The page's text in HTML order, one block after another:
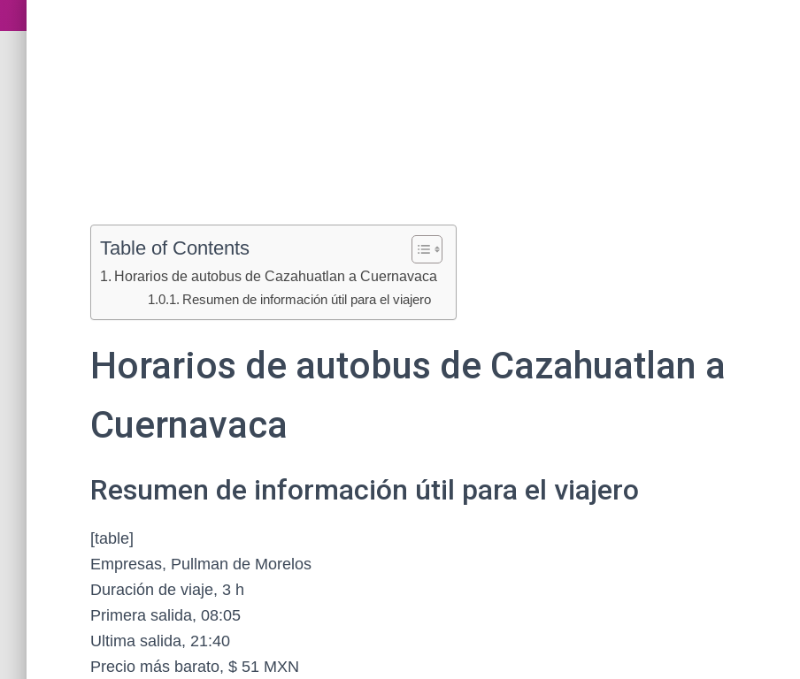
Table of Contents
Horarios de autobus de Cazahuatlan a Cuernavaca
Resumen de información útil para el viajero
Horarios de autobus de Cazahuatlan a
Cuernavaca
Resumen de información útil para el viajero
[table]
Empresas, Pullman de Morelos
Duración de viaje, 3 h
Primera salida, 08:05
Ultima salida, 21:40
Precio más barato, $ 51 MXN